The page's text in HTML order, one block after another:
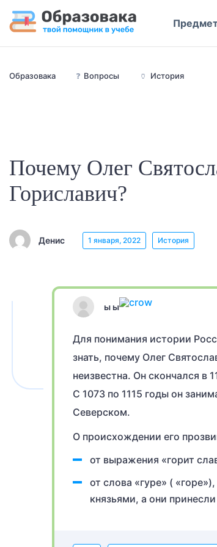
Образовака ❓ Вопросы 🏺 История
Почему Олег
Гориславич?
Денис 1 января, 2022 История
ы ы
Для понимания истории
знать, почему Олег
неизвестна. Он скончался в
С 1073 по 1115 годы он
Северском.
О происхождении его
от выражения «горит
от слова «гуре» (
князьями, а они